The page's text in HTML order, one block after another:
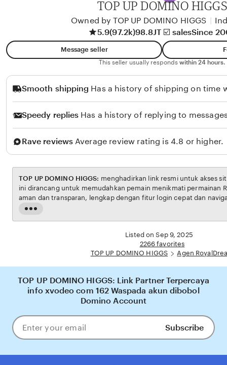
l
o
TOP UP DOMINO HIGGS
Owned by TOP UP DOMINO HIGGS
5.9(97.2k)98.8JT ☑️ salesSince
Message seller
This seller usually responds within 24 hours.
Smooth shipping Has a history of shipping on time
Speedy replies Has a history of replying to
Rave reviews Average review rating is 4.8 or higher.
Read
the
TOP UP DOMINO HIGGS:
ini dirancang untuk memudahkan pemain menikmati permainan RoyalDream dengan
aman dan transparan, lengkap dengan fitur login cepat dan navigasi yang ramah
pengguna. Setiap transaksi dijamin aman, sementara update hasil dan informasi
menjadikannya pilihan utama bagi pecinta
Listed on Sep 9, 2025
2266 favorites
TOP UP DOMINO HIGGS
Agen
TOP UP DOMINO HIGGS: Link Partner Terpercaya
info xvodeo com 162 Waspada akun dibobol
Domino Account
Enter
your
Subscribe